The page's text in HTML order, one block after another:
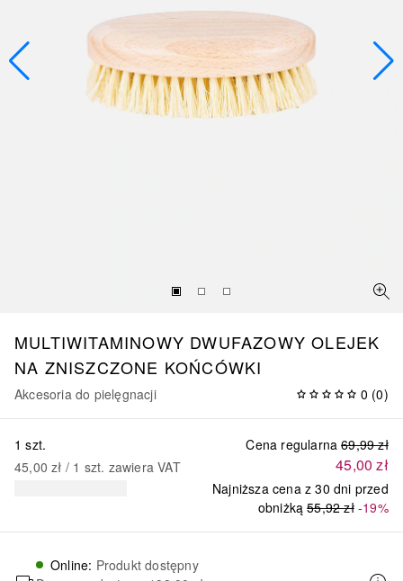
MULTIWITAMINOWY DWUFAZOWY OLEJEK
NA ZNISZCZONE KOŃCÓWKI
Akcesoria do pielęgnacji 0 (0)
Cena regularna 69,99 zł
45,00 zł
Najniższa cena z 30 dni przed
obniżką 55,92 zł-19%
1 szt.
45,00 zł / 1 szt. zawiera VAT
Online: Produkt dostępny